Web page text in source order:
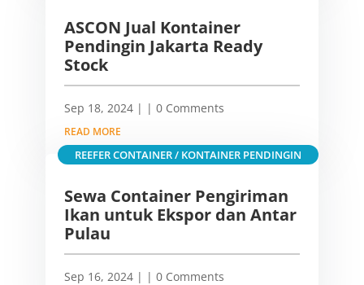
ASCON Jual Kontainer
Pendingin Jakarta Ready
Stock
Sep 18, 2024| | 0 Comments
READ MORE
Sewa Container Pengiriman
Ikan untuk Ekspor dan Antar
Pulau
Sep 16, 2024|
REEFER CONTAINER / KONTAINER PENDINGIN
| 0 Comments